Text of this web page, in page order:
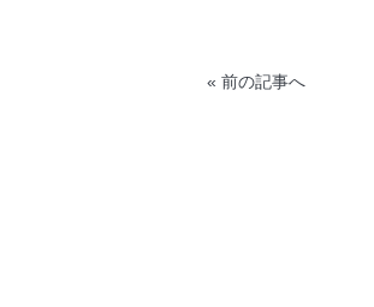
« 前の記事へ